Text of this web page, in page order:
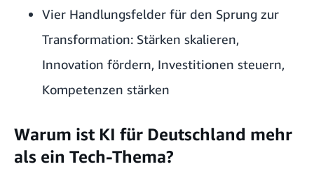
Vier Handlungsfelder für den Sprung zur
Transformation: Stärken skalieren,
Innovation fördern, Investitionen steuern,
Kompetenzen stärken
Warum ist KI für Deutschland mehr
als ein Tech-Thema?